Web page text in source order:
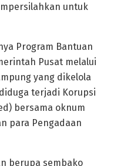
untuk
Program Bantuan
Pusat melalui
yang dikelola
terjadi Korupsi
bersama oknum
para Pengadaan
berupa sembako